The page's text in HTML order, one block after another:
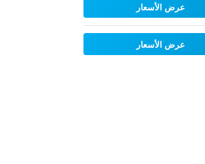
عرض الأسعار
عرض الأسعار